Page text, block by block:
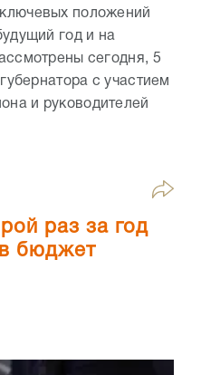
положений
год и на
сегодня, 5
с участием
и руководителей
раз за год
в бюджет